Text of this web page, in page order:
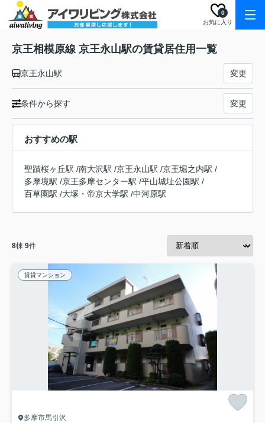
お気に入り
0
京王相模原線 京王永山駅の賃貸居住用一覧
京王永山駅 変更
条件から探す 変更
おすすめの駅
聖蹟桜ヶ丘駅 /南大沢駅 /京王永山駅 /京王堀之内駅 /
多摩境駅 /京王多摩センター駅 /平山城址公園駅 /
百草園駅 /大塚・帝京大学駅 /中河原駅
8棟 9件
賃貸マンション
多摩市馬引沢